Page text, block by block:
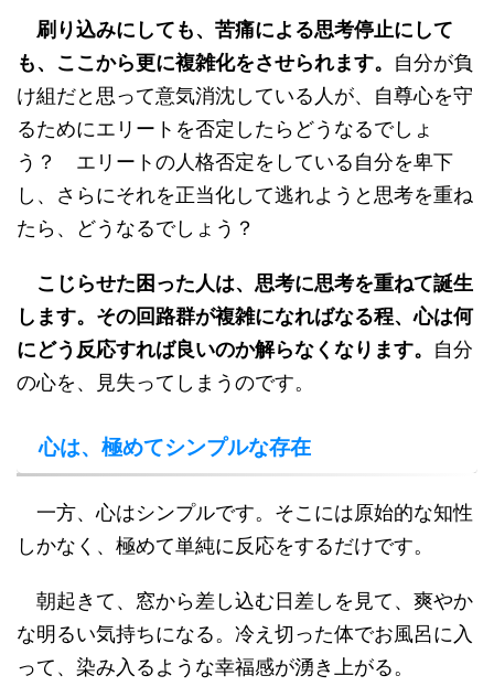
刷り込みにしても、苦痛による思考停止にして
も、ここから更に複雑化をさせられます。 自分が負
け組だと思って意気消沈している人が、自尊心を守
るためにエリートを否定したらどうなるでしょ
う？ エリートの人格否定をしている自分を卑下
し、さらにそれを正当化して逃れようと思考を重ね
たら、どうなるでしょう？
こじらせた困った人は、思考に思考を重ねて誕生
します。その回路群が複雑になればなる程、心は何
にどう反応すれば良いのか解らなくなります。 自分
の心を、見失ってしまうのです。
心は、極めてシンプルな存在
一方、心はシンプルです。そこには原始的な知性
しかなく、極めて単純に反応をするだけです。
朝起きて、窓から差し込む日差しを見て、爽やか
な明るい気持ちになる。冷え切った体でお風呂に入
って、染み入るような幸福感が湧き上がる。